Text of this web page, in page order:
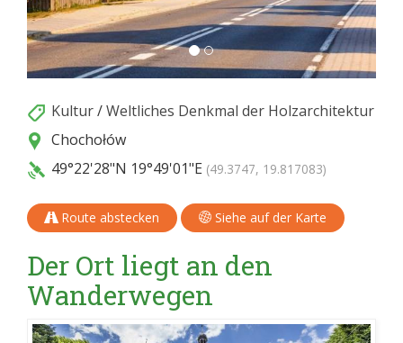
Kultur/Weltliches Denkmal der Holzarchitektur
Chochołów
49°22'28"N 19°49'01"E (49.3747, 19.817083)
Route abstecken Siehe auf der Karte
Der Ort liegt an den
Wanderwegen